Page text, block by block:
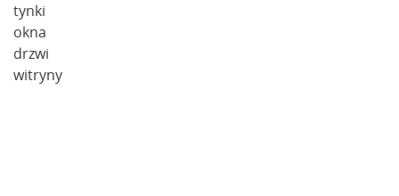
tynki
okna
drzwi
witryny